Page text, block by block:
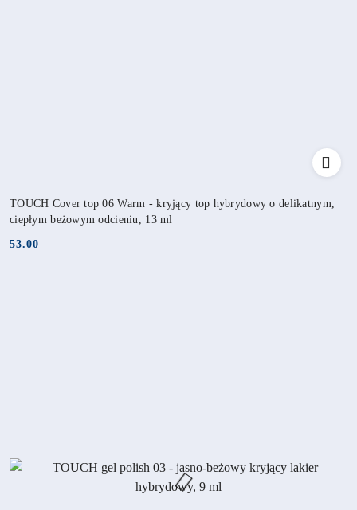
TOUCH Cover top 06 Warm - kryjący top hybrydowy o delikatnym,
ciepłym beżowym odcieniu, 13 ml
Cena:
53.00